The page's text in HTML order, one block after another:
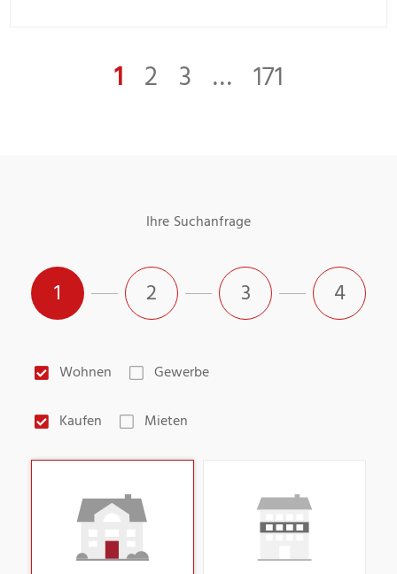
1 2 3 … 171
Ihre Suchanfrage
1 2 3 4
Wohnen Gewerbe
Kaufen Mieten